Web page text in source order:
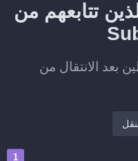
تتابعهم من
بعد الانتقال من